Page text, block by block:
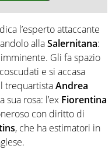
l’esperto attaccante
allaSalernitana:
Gli fa spazio
e si accasa
trequartistaAndrea
rosa: l’ex Fiorentina
con diritto di
, che ha estimatori in